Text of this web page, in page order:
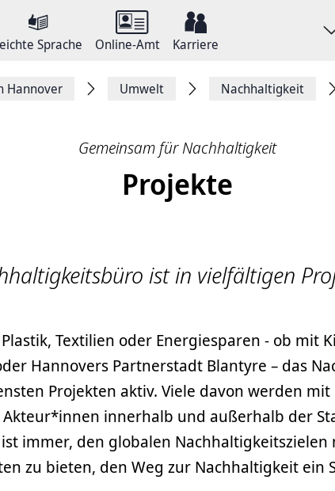
Sprache Online-Amt Karriere
Hannover Umwelt Nachhaltigkeit
Gemeinsam für Nachhaltigkeit
Projekte
ist in vielfältigen
Textilien oder Energiesparen - ob mit
Hannovers Partnerstadt Blantyre – das
Projekten aktiv. Viele davon werden
innerhalb und außerhalb der
immer, den globalen
zu bieten, den Weg zur Nachhaltigkeit ein